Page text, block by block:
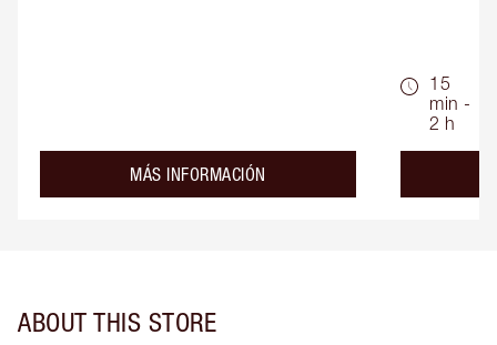
MÁS INFORMACIÓN
15
min -
2 h
ABOUT THIS STORE